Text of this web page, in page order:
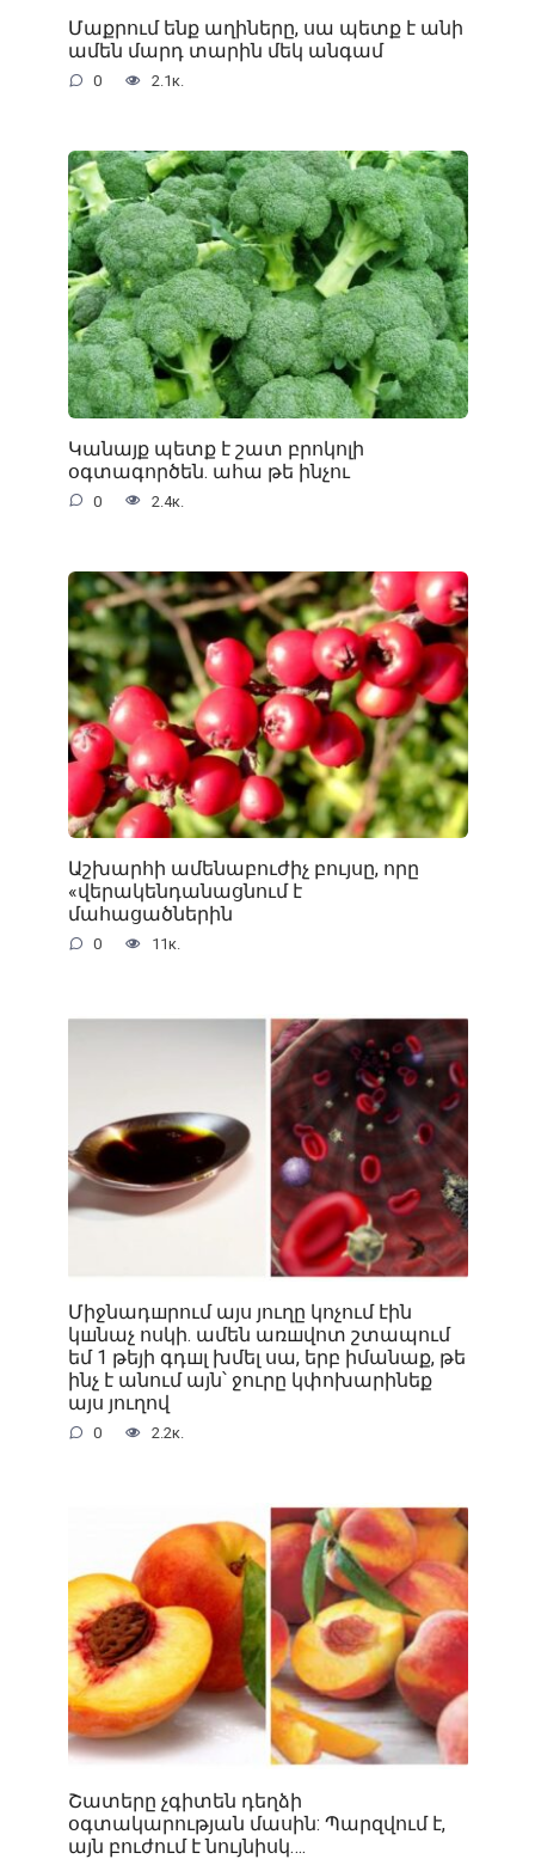
Մաքրում ենք աղիները, սա պետք է անի
ամեն մարդ տարին մեկ անգամ
0 2.1к.
Կանայք պետք է շատ բրոկոլի
օգտագործեն. ահա թե ինչու
0 2.4к.
Աշխարհի ամենաբուժիչ բույսը, որը
«վերակենդանացնում է
մահացածներին
0 11к.
Միջնադшրում այս յուղը կոչում էին
կшնաչ ոսկի. ամեն առшվոտ շտապում
եմ 1 թեյի գդшլ խմել սա, երբ իմանաք, թե
ինչ է անում այն՝ ջուրը կփոխարինեք
այս յուղով
0 2.2к.
Շատերը չգիտեն դեղձի
օգտակարության մասին: Պարզվում է,
այն բուժում է նույնիսկ….